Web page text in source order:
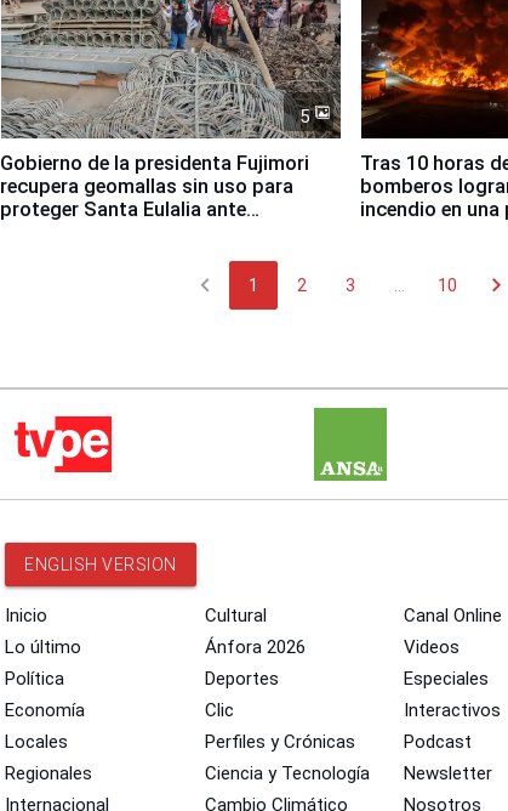
5
Gobierno de la presidenta Fujimori
recupera geomallas sin uso para
proteger Santa Eulalia ante
Tras 10 horas
bomberos
incendio en
chevron_left 1 2 3 10 chevron_right
ENGLISH VERSION
Inicio
Lo último
Política
Economía
Locales
Regionales
Internacional
Cultural
Ánfora 2026
Deportes
Clic
Perfiles y Crónicas
Ciencia y Tecnología
Cambio Climático
Canal Online
Videos
Especiales
Interactivos
Podcast
Newsletter
Nosotros